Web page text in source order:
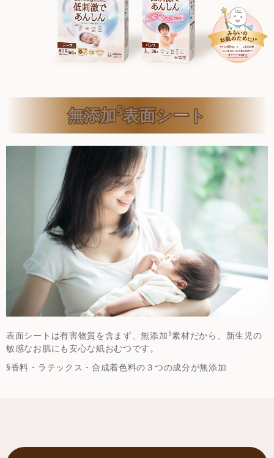
無添加§表面シート
表面シートは有害物質を含まず、無添加 §素材だから、新生児の
敏感なお肌にも安心な紙おむつです。
§香料・ラテックス・合成着色料の３つの成分が無添加